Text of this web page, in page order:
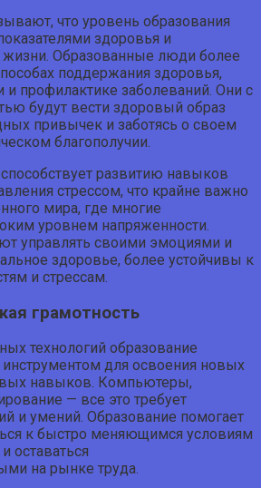
что уровень образования
здоровья и
жизни. Образованные люди более
поддержания здоровья,
и профилактике заболеваний. Они с
будут вести здоровый образ
привычек и заботясь о своем
благополучии.
развитию навыков
стрессом, что крайне важно
мира, где многие
уровнем напряженности.
управлять своими эмоциями и
здоровье, более устойчивы к
и стрессам.
грамотность
технологий образование
для освоения новых
навыков. Компьютеры,
— все это требует
и умений. Образование помогает
к быстро меняющимся условиям
оставаться
на рынке труда.